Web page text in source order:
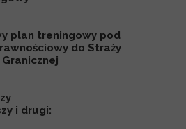
plan treningowy pod
do Straży
Granicznej
i drugi: